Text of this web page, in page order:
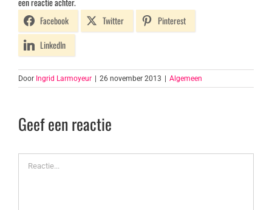
Facebook
Twitter
Pinterest
LinkedIn
Door Ingrid Larmoyeur 26 november 2013 Algemeen
Geef een reactie